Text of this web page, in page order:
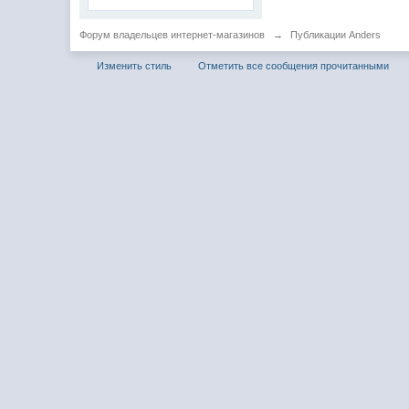
Форум владельцев интернет-магазинов → Публикации Anders
Изменить стиль Отметить все сообщения прочитанными